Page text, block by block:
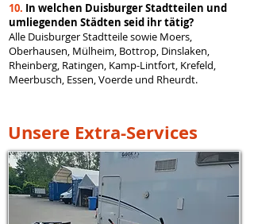
10. In welchen Duisburger Stadtteilen und
umliegenden Städten seid ihr tätig?
Alle Duisburger Stadtteile sowie Moers,
Oberhausen, Mülheim, Bottrop, Dinslaken,
Rheinberg, Ratingen, Kamp-Lintfort, Krefeld,
Meerbusch, Essen, Voerde und Rheurdt.
Unsere Extra-Services